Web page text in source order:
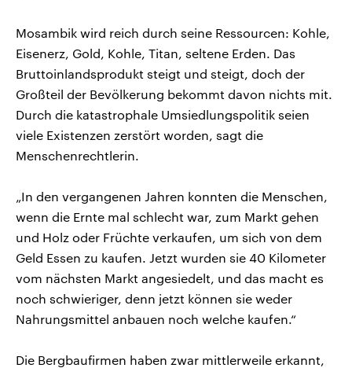
Mosambik wird reich durch seine Ressourcen: Kohle,
Eisenerz, Gold, Kohle, Titan, seltene Erden. Das
Bruttoinlandsprodukt steigt und steigt, doch der
Großteil der Bevölkerung bekommt davon nichts mit.
Durch die katastrophale Umsiedlungspolitik seien
viele Existenzen zerstört worden, sagt die
Menschenrechtlerin.
„In den vergangenen Jahren konnten die Menschen,
wenn die Ernte mal schlecht war, zum Markt gehen
und Holz oder Früchte verkaufen, um sich von dem
Geld Essen zu kaufen. Jetzt wurden sie 40 Kilometer
vom nächsten Markt angesiedelt, und das macht es
noch schwieriger, denn jetzt können sie weder
Nahrungsmittel anbauen noch welche kaufen.“
Die Bergbaufirmen haben zwar mittlerweile erkannt,